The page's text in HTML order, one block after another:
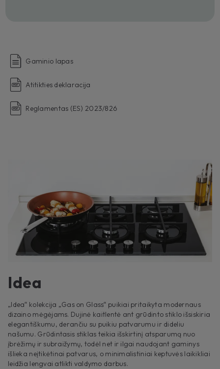
Gaminio lapas
Atitikties deklaracija
Reglamentas (ES) 2023/826
Idea
„Idea“ kolekcija „Gas on Glass“ puikiai pritaikyta modernaus
dizaino mėgėjams. Dujinė kaitlentė ant grūdinto stiklo išsiskiria
elegantiškumu, derančiu su puikiu patvarumu ir dideliu
našumu. Grūdintasis stiklas teikia išskirtinį atsparumą nuo
įbrėžimų ir subraižymų, todėl net ir ilgai naudojant gaminys
išlieka neįtikėtinai patvarus, o minimalistiniai keptuvės laikikliai
leidžia lengvai atlikti valdymo darbus.